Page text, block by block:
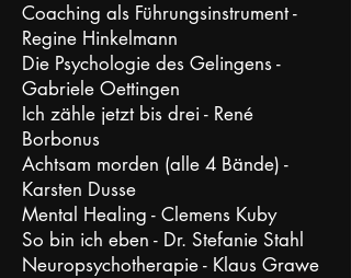
Coaching als Führungsinstrument -
Regine Hinkelmann
Die Psychologie des Gelingens -
Gabriele Oettingen
Ich zähle jetzt bis drei - René
Borbonus
Achtsam morden (alle 4 Bände) -
Karsten Dusse
Mental Healing - Clemens Kuby
So bin ich eben - Dr. Stefanie Stahl
Neuropsychotherapie - Klaus Grawe